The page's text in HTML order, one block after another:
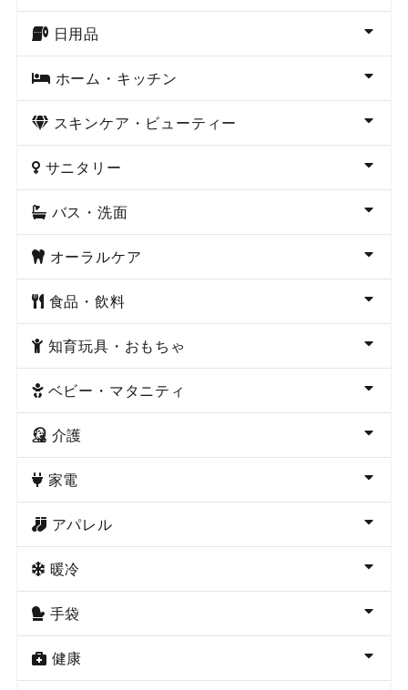
日用品
ホーム・キッチン
スキンケア・ビューティー
サニタリー
バス・洗面
オーラルケア
食品・飲料
知育玩具・おもちゃ
ベビー・マタニティ
介護
家電
アパレル
暖冷
手袋
健康